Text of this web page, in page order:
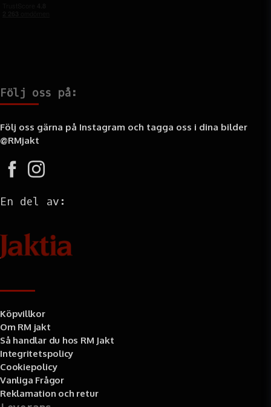
Följ oss på:
Följ oss gärna på Instagram och tagga oss i dina bilder
@RMjakt
En del av:
Köpvillkor
Om RM jakt
Så handlar du hos RM Jakt
Integritetspolicy
Cookiepolicy
Vanliga Frågor
Reklamation och retur